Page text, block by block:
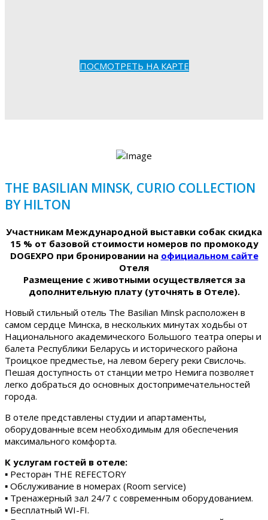
ПОСМОТРЕТЬ НА КАРТЕ
THE BASILIAN MINSK, CURIO COLLECTION
BY HILTON
Участникам Международной выставки собак скидка
15 % от базовой стоимости номеров по промокоду
DOGEXPO при бронировании на официальном сайте
Отеля
Размещение с животными осуществляется за
дополнительную плату (уточнять в Отеле).
Новый стильный отель The Basilian Minsk расположен в
самом сердце Минска, в нескольких минутах ходьбы от
Национального академического Большого театра оперы и
балета Республики Беларусь и исторического района
Троицкое предместье, на левом берегу реки Свислочь.
Пешая доступность от станции метро Немига позволяет
легко добраться до основных достопримечательностей
города.
В отеле представлены студии и апартаменты,
оборудованные всем необходимым для обеспечения
максимального комфорта.
К услугам гостей в отеле:
▪ Ресторан THE REFECTORY
▪ Обслуживание в номерах (Room service)
▪ Тренажерный зал 24/7 с современным оборудованием.
▪ Бесплатный WI-FI.